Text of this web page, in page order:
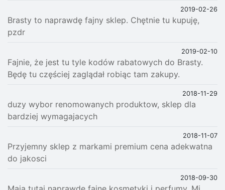
2019-02-26
Brasty to naprawdę fajny sklep. Chętnie tu kupuję,
pzdr
2019-02-10
Fajnie, że jest tu tyle kodów rabatowych do Brasty.
Będę tu częściej zaglądał robiąc tam zakupy.
2018-11-29
duzy wybor renomowanych produktow, sklep dla
bardziej wymagajacych
2018-11-07
Przyjemny sklep z markami premium cena adekwatna
do jakosci
2018-09-30